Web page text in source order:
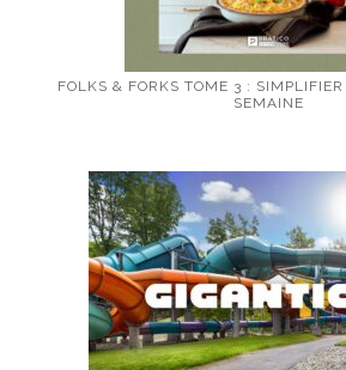
FOLKS & FORKS TOME 3 : SIMPLIFIER
SEMAINE